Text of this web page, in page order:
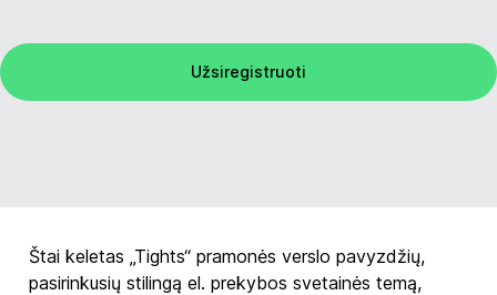
Užsiregistruoti
Štai keletas „Tights“ pramonės verslo pavyzdžių,
pasirinkusių stilingą el. prekybos svetainės temą,